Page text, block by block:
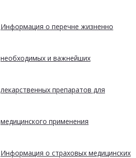
Информация о перечне жизненно
необходимых и важнейших
лекарственных препаратов для
медицинского применения
Информация о страховых медицинских